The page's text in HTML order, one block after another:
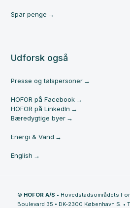
Spar penge
Udforsk også
Presse og talspersoner
HOFOR på Facebook
HOFOR på LinkedIn
Bæredygtige byer
Energi & Vand
English
© HOFOR A/S • Hovedstadsområdets
Boulevard 35 • DK-2300 København S. •